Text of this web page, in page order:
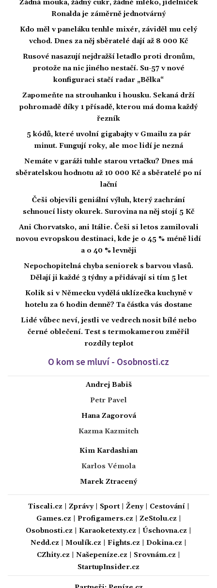
Žádná mouka, žádný cukr, žádné mléko, jídelníček
Ronalda je záměrně jednotvárný
Kdo měl v paneláku tenhle mixér, záviděl mu celý
vchod. Dnes za něj sběratelé dají až 8 000 Kč
Rusové nasazují nejdražší letadlo proti dronům,
protože na nic jiného nestačí. Su-57 v nové
konfiguraci stačí radar „Bělka“
Zapomeňte na strouhanku i housku. Sekaná drží
pohromadě díky 1 přísadě, kterou má doma každý
řezník
5 kódů, které uvolní gigabajty v Gmailu za pár
minut. Fungují roky, ale moc lidí je nezná
Nemáte v garáži tuhle starou vrtačku? Dnes má
sběratelskou hodnotu až 10 000 Kč a sběratelé po ní
lační
Češi objevili geniální výluh, který zachrání
schnoucí listy okurek. Surovina na něj stojí 5 Kč
Ani Chorvatsko, ani Itálie. Češi si letos zamilovali
novou evropskou destinaci, kde je o 45 % méně lidí
a o 40 % levněji
Nepochopitelná chyba seniorek s barvou vlasů.
Dělají ji každé 3 týdny a přidávají si tím 5 let
Kolik si v Německu vydělá uklízečka kuchyně v
hotelu za 6 hodin denně? Ta částka vás dostane
Lidé vůbec neví, jestli ve vedrech nosit bílé nebo
černé oblečení. Test s termokamerou změřil
rozdíly teplot
O kom se mluví - Osobnosti.cz
Andrej Babiš
Petr Pavel
Hana Zagorová
Kazma Kazmitch
Kim Kardashian
Karlos Vémola
Marek Ztracený
Tiscali.cz Zprávy| Sport| Ženy| Cestování|
Games.cz
Profigamers.cz ZeStolu.cz
Osobnosti.cz
Karaoketexty.cz Úschovna.cz
Nedd.cz
Moulík.cz Fights.cz Dokina.cz
CZhity.cz
Našepeníze.cz Srovnám.cz
StartupInsider.cz